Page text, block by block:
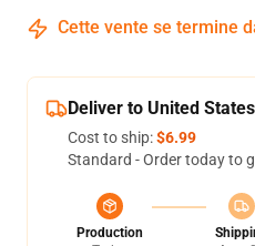
Cette vente se termine
Deliver to United States
Cost to ship:$6.99
Standard - Order today to
Production